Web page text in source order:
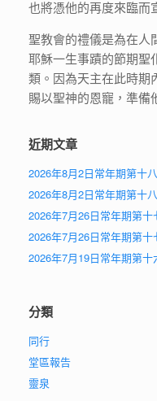
也將憑他的再度來臨而
聖教會的禮儀是為在人
耶穌一生事蹟的節期聖
類。因為天主在此時期
賜以聖神的恩寵，準備
近期文章
2026年8月2日常年期第十
2026年8月2日常年期第十
2026年7月26日常年期第十
2026年7月26日常年期第
2026年7月19日常年期第
分類
同行
堂區報告
靈泉